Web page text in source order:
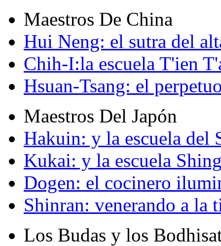
Maestros De China
Hui Neng: el sutra del
Chih-I:la escuela T'ien
Hsuan-Tsang: el
Maestros Del Japón
Hakuin: y la escuela del
Kukai: y la escuela
Dogen: el cocinero
Shinran: venerando a la
Los Budas y los